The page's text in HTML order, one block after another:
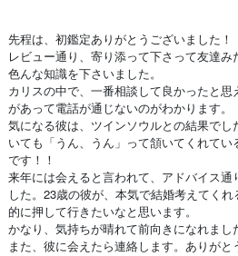
先程は、初鑑定ありがとうございました！
レビュー通り、寄り添って下さって友達
色んな知識を下さいました。
カリスの中で、一番相談して良かったと
があって電話が通じないのがわかります。
気になる彼は、ツインソウルとの結果で
いても「うん、うん」って頷いてくれて
です！！
来年には会えると言われて、アドバイス通
した。23歳の彼が、本気で結婚考えてく
的に押して行きたいなと思います。
かなり、気持ちが晴れて前向きになれまし
また、彼に会えたら連絡します。ありがと